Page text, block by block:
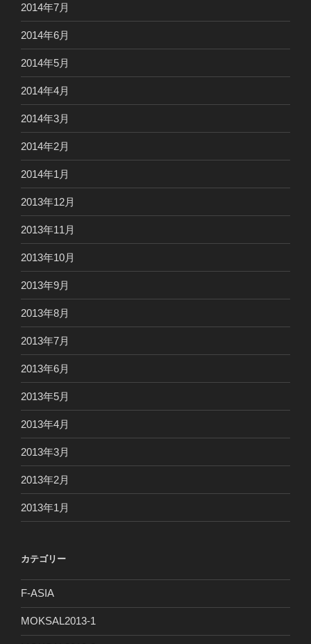
2014年7月
2014年6月
2014年5月
2014年4月
2014年3月
2014年2月
2014年1月
2013年12月
2013年11月
2013年10月
2013年9月
2013年8月
2013年7月
2013年6月
2013年5月
2013年4月
2013年3月
2013年2月
2013年1月
カテゴリー
F-ASIA
MOKSAL2013-1